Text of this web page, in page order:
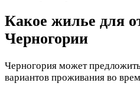
Какое жилье для
Черногории
Черногория может
вариантов проживания во